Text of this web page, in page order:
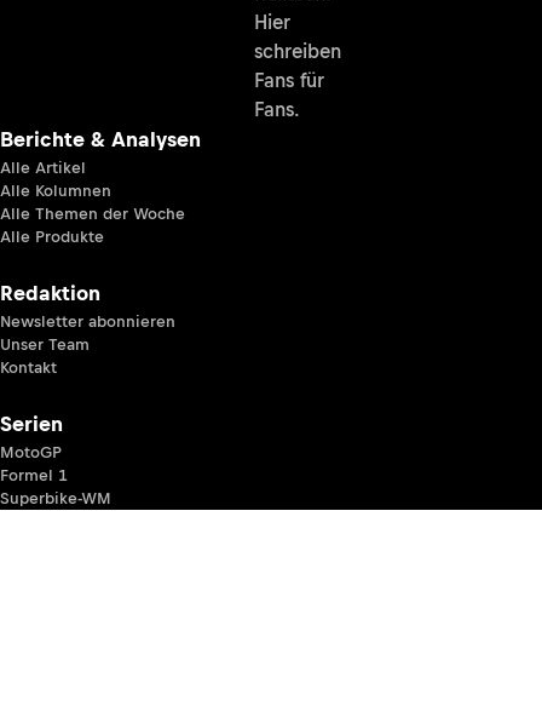
Hier
schreiben
Fans für
Fans.
Berichte & Analysen
Alle Artikel
Alle Kolumnen
Alle Themen der Woche
Alle Produkte
Redaktion
Newsletter abonnieren
Unser Team
Kontakt
Serien
MotoGP
Formel 1
Superbike-WM